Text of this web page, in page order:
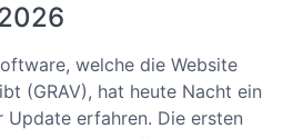
welche die Website
(GRAV), hat heute Nacht ein
Update erfahren. Die ersten